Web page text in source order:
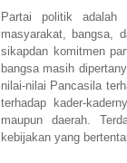
Partai politik adalah
masyarakat, bangsa,
sikapdan komitmen
bangsa masih
nilai-nilai Pancasila
terhadap kader-
maupun daerah.
kebijakan yang